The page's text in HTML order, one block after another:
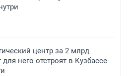
центр за 2 млрд
него отстроят в Кузбассе